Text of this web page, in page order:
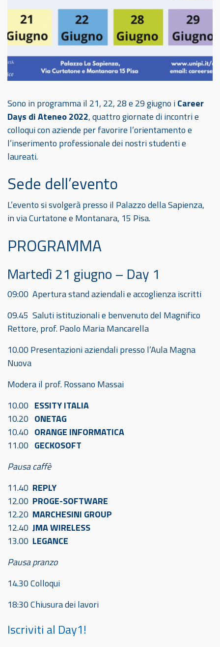
Sono in programma il 21, 22, 28 e 29 giugno iCareer
Days di Ateneo 2022, quattro giornate di incontri e
colloqui con aziende per favorire l’orientamento e
l’inserimento professionale dei nostri studenti e
laureati.
Sede dell’evento
L’evento si svolgerà presso il Palazzo della Sapienza,
in via Curtatone e Montanara, 15 Pisa.
PROGRAMMA
Martedì 21 giugno – Day 1
09:00 Apertura stand aziendali e accoglienza iscritti
09.45 Saluti istituzionali e benvenuto del Magnifico
Rettore, prof. Paolo Maria Mancarella
10.00 Presentazioni aziendali presso l’Aula Magna
Nuova
Modera il prof. Rossano Massai
10.00 ESSITY ITALIA
10.20 ONETAG
10.40 ORANGE INFORMATICA
11.00 GECKOSOFT
Pausa caffè
11.40 REPLY
12.00 PROGE-SOFTWARE
12.20 MARCHESINI GROUP
12.40 JMA WIRELESS
13.00 LEGANCE
Pausa pranzo
14.30 Colloqui
18:30 Chiusura dei lavori
Iscriviti al Day1!